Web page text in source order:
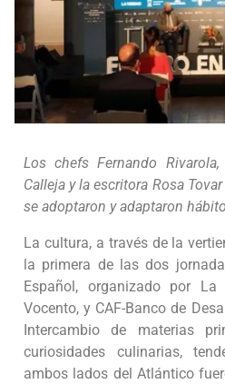
Los chefs Fernando
Calleja y la escritora Rosa
se adoptaron y adaptaron
La cultura, a través de la
la primera de las dos
Español, organizado por
Vocento, y CAF-Banco de
Intercambio de materias
curiosidades culinarias,
ambos lados del Atlántico